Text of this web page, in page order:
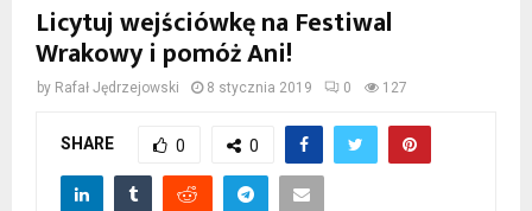
Licytuj wejściówkę na Festiwal
Wrakowy i pomóż Ani!
by Rafał Jędrzejowski 8 stycznia 2019 0 127
SHARE 0 0